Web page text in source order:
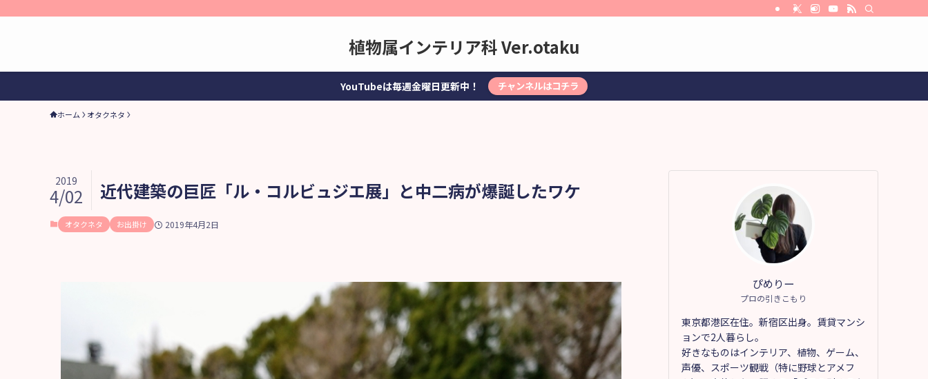
植物属インテリア科 Ver.otaku
YouTubeは毎週金曜日更新中！ チャンネルはコチラ
ホーム オタクネタ
近代建築の巨匠「ル・コルビュジエ展」と中二病が爆誕したワケ
2019
4/02
オタクネタ お出掛け 2019年4月2日
ぴめりー
プロの引きこもり
東京都港区在住。新宿区出身。賃貸マンシ
ョンで2人暮らし。
好きなものはインテリア、植物、ゲーム、
声優、スポーツ観戦（特に野球とアメフ